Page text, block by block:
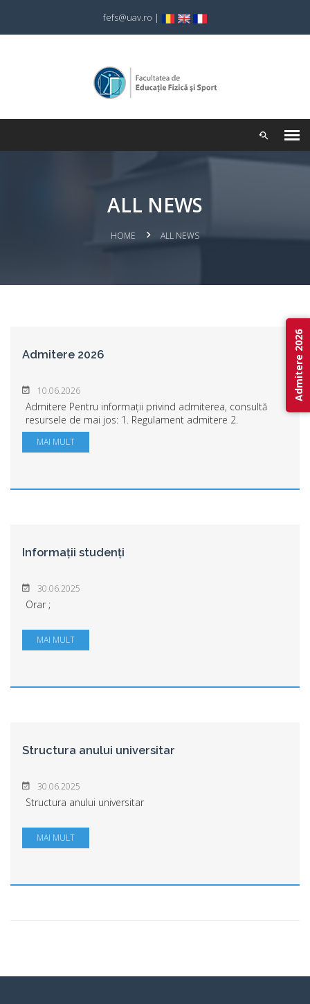
fefs@uav.ro |
ALL NEWS
HOME ALL NEWS
Admitere 2026
10.06.2026
Admitere Pentru informații privind admiterea, consultă
resursele de mai jos: 1. Regulament admitere 2.
Calendarul admiterii 2026 3. Acte necesare pentru
admitere 4. Informații utile – Pași pen...
MAI MULT
Informații studenți
30.06.2025
Orar ;
MAI MULT
Structura anului universitar
30.06.2025
Structura anului universitar
MAI MULT
Admitere 2026